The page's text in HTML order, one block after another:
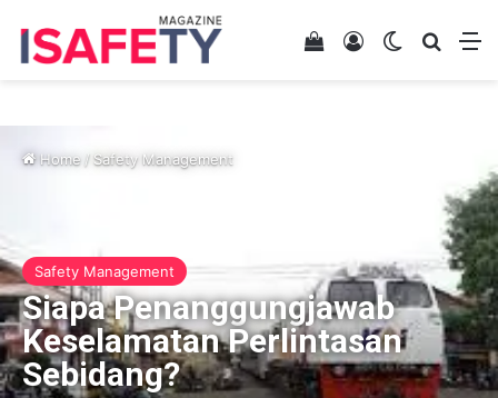
Switch skin
Log In
View your
Home/Safety Management
Safety Management
Siapa Penanggungjawab
Keselamatan Perlintasan
Sebidang?